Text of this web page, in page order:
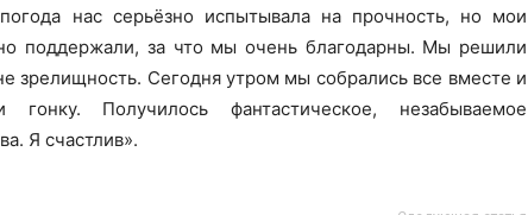
нас серьёзно испытывала на прочность, но мои
поддержали, за что мы очень благодарны. Мы решили
зрелищность. Сегодня утром мы собрались все вместе и
гонку. Получилось фантастическое, незабываемое
Я счастлив».